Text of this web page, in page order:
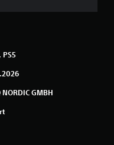
PS5
NORDIC GMBH